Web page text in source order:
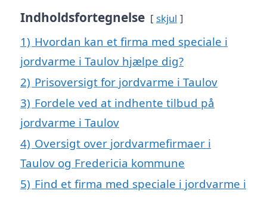
Indholdsfortegnelse skjul
1) Hvordan kan et firma med speciale i
jordvarme i Taulov hjælpe dig?
2) Prisoversigt for jordvarme i Taulov
3) Fordele ved at indhente tilbud på
jordvarme i Taulov
4) Oversigt over jordvarmefirmaer i
Taulov og Fredericia kommune
5) Find et firma med speciale i jordvarme i